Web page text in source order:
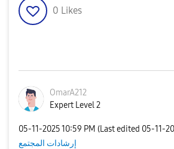
0 Likes
OmarA212
Expert Level 2
‎05-11-202510:59 PM (Last edited ‎05-11-
إرشادات المجتمع